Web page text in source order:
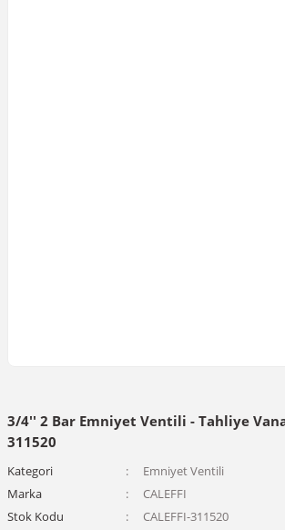
3/4'' 2 Bar Emniyet Ventili - Tahliye
311520
Kategori
Emniyet Ventili
Marka
CALEFFI
Stok Kodu
CALEFFI-311520